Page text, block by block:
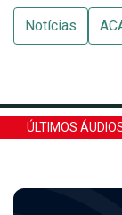
Notícias
ÚLTIMOS